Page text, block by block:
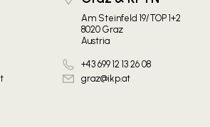
Am Steinfeld 19/TOP 1+2
8020 Graz
Austria
+43 699 12 13 26 08
graz@ikp.at